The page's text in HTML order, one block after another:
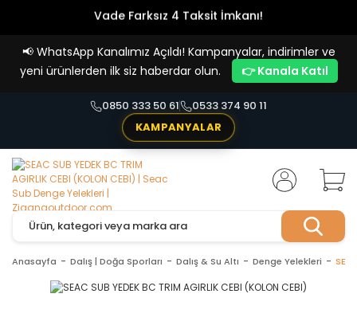
Vade Farksız 4 Taksit İmkanı!
📢 WhatsApp Kanalımız Açıldı! Kampanyalar, indirimler ve
yeni ürünlerden ilk siz haberdar olun.
👉 Kanala Katıl
0850 333 50 61
0533 374 90 11
KAMPANYALAR
Anasayfa Dalış | Doğa Sporları Dalış & Su Altı Denge Yelekleri